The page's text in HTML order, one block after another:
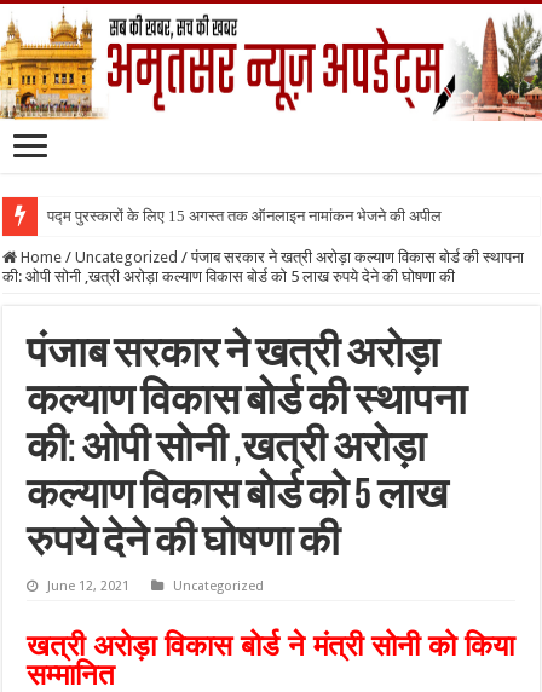
पद्म पुरस्कारों के लिए 15 अगस्त तक ऑनलाइन नामांकन भेजने की अपील
Home / Uncategorized / पंजाब सरकार ने खत्री अरोड़ा कल्याण विकास बोर्ड की स्थापना
की: ओपी सोनी ,खत्री अरोड़ा कल्याण विकास बोर्ड को 5 लाख रुपये देने की घोषणा की
पंजाब सरकार ने खत्री अरोड़ा
कल्याण विकास बोर्ड की स्थापना
की: ओपी सोनी ,खत्री अरोड़ा
कल्याण विकास बोर्ड को 5 लाख
रुपये देने की घोषणा की
June 12, 2021 Uncategorized
खत्री अरोड़ा विकास बोर्ड ने मंत्री सोनी को किया
सम्मानित